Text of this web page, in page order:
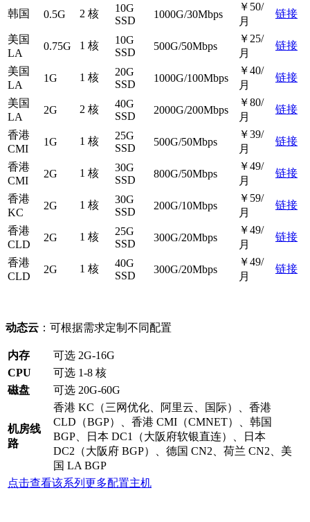
韩国 0.5G 2 核
10G
SSD
1000G/30Mbps
￥50/
月
链接
美国
LA
0.75G 1 核
10G
SSD
500G/50Mbps
￥25/
月
链接
美国
LA
1G 1 核
20G
SSD
1000G/100Mbps
￥40/
月
链接
美国
LA
2G 2 核
40G
SSD
2000G/200Mbps
￥80/
月
链接
香港
CMI
1G 1 核
25G
SSD
500G/50Mbps
￥39/
月
链接
香港
CMI
2G 1 核
30G
SSD
800G/50Mbps
￥49/
月
链接
香港
KC
2G 1 核
30G
SSD
200G/10Mbps
￥59/
月
链接
香港
CLD
2G 1 核
25G
SSD
300G/20Mbps
￥49/
月
链接
香港
CLD
2G 1 核
40G
SSD
300G/20Mbps
￥49/
月
链接
动态云 ：可根据需求定制不同配置
内存
可选 2G-16G
CPU
可选 1-8 核
磁盘
可选 20G-60G
机房线
路
香港 KC（三网优化、阿里云、国际）、香港
CLD（BGP）、香港 CMI（CMNET）、韩国
BGP、日本 DC1（大阪府软银直连）、日本
DC2（大阪府 BGP）、德国 CN2、荷兰 CN2、美
国 LA BGP
点击查看该系列更多配置主机